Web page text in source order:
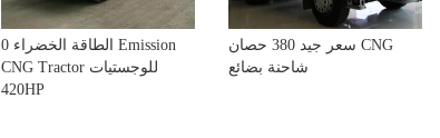
الطاقة الخضراء 0 Emission
CNG Tractor للوجستيات
420HP
سعر جيد 380 حصان CNG
شاحنة بضائع